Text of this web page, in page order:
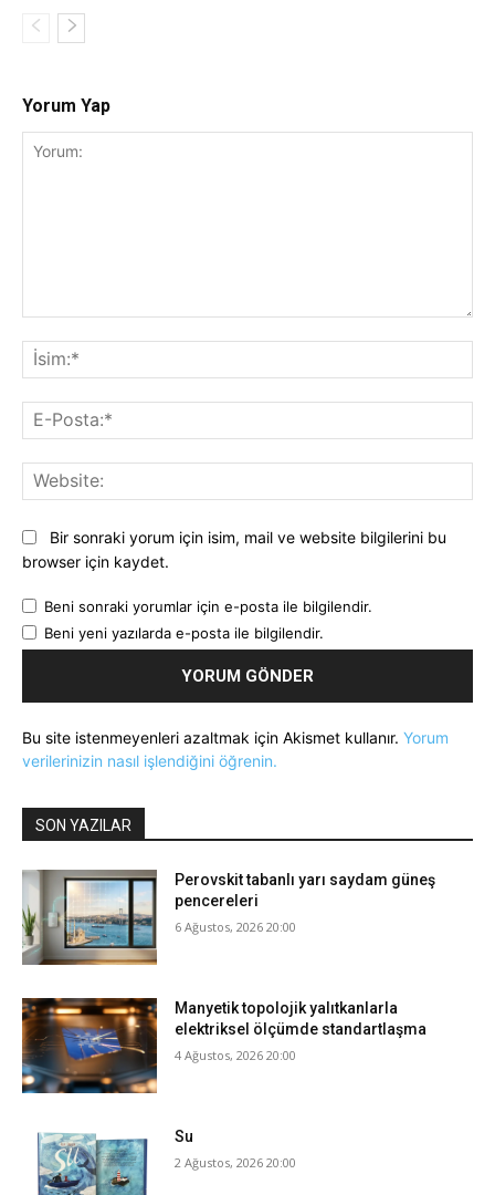
Yorum Yap
Bir sonraki yorum için isim, mail ve website bilgilerini bu
browser için kaydet.
Beni sonraki yorumlar için e-posta ile bilgilendir.
Beni yeni yazılarda e-posta ile bilgilendir.
Bu site istenmeyenleri azaltmak için Akismet kullanır. Yorum
verilerinizin nasıl işlendiğini öğrenin.
SON YAZILAR
Perovskit tabanlı yarı saydam güneş
pencereleri
6 Ağustos, 2026 20:00
Manyetik topolojik yalıtkanlarla
elektriksel ölçümde standartlaşma
4 Ağustos, 2026 20:00
Su
2 Ağustos, 2026 20:00